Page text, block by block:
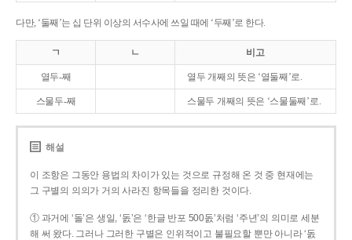
다만, ‘둘째’는 십 단위 이상의 서수사에 쓰일 때에 ‘두째’로 한다.
ㄱ ㄴ 비고
열두-째 열두 개째의 뜻은 ‘열둘째’로.
스물두-째 스물두 개째의 뜻은 ‘스물둘째’로.
해설
이 조항은 그동안 용법의 차이가 있는 것으로 규정해 온 것 중 현재에는
그 구별의 의의가 거의 사라진 항목들을 정리한 것이다.
① 과거에 ‘돌’은 생일, ‘돐’은 ‘한글 반포 500돐’처럼 ‘주년’의 의미로 세분
해 써 왔다. 그러나 그러한 구별은 인위적이고 불필요할 뿐만 아니라 ‘돐